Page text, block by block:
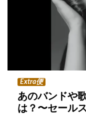
Extra便
あのバンドや
は？〜セール